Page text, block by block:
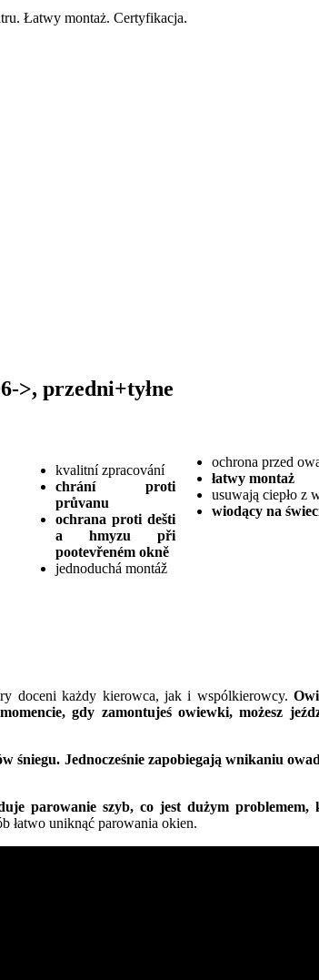
Łatwy montaż. Certyfikacja.
>, przedni+tyłne
ochrona przed
łatwy montaż
usuwają ciepło z
wiodący na
kvalitní zpracování
chrání proti
průvanu
ochrana proti dešti
a hmyzu
při
pootevřeném okně
jednoduchá montáž
doceni każdy kierowca, jak i wspólkierowcy.
gdy zamontujeś owiewki, możesz
Jednocześnie zapobiegają wnikaniu
parowanie szyb, co jest dużym
łatwo uniknąć parowania okien.